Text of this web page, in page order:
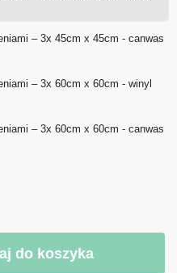
– 3x 45cm x 45cm - canwas
– 3x 60cm x 60cm - winyl
– 3x 60cm x 60cm - canwas
do koszyka